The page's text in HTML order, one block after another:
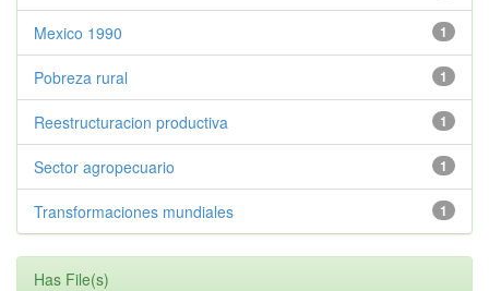
1
Mexico 1990
1
Pobreza rural
1
Reestructuracion productiva
1
Sector agropecuario
1
Transformaciones mundiales
Has File(s)